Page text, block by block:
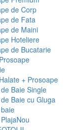
de Corp
de Fata
de Maini
Hoteliere
de Bucatarie
+ Prosoape
Baie Single
Baie cu Gluga
Nou